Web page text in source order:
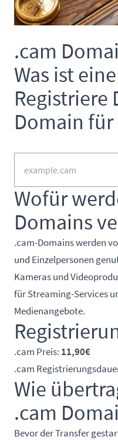
.cam
Was ist
Registriere
Domain
Wofür
Domains
.cam-Domains werden
und Einzelpersonen
Kameras und
für Streaming-Services
Medienangebote.
.cam Preis: 11,90€
.cam
Wie
.cam
Bevor der Transfer